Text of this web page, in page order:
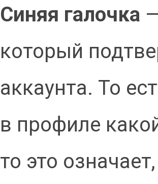
Синяя галочка
который
аккаунта. То
в профиле
то это